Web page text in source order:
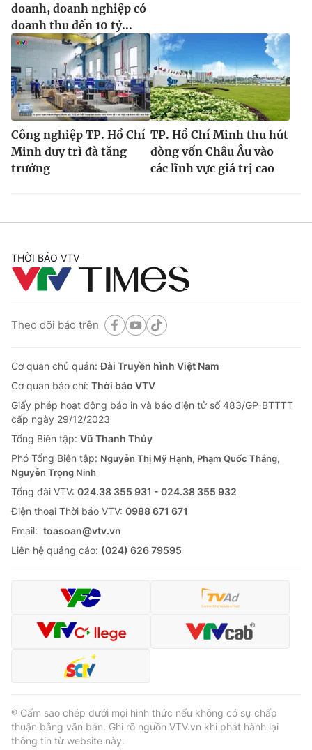
doanh, doanh nghiệp có
doanh thu đến 10 tỷ...
Công nghiệp TP. Hồ Chí
Minh duy trì đà tăng
trưởng
TP. Hồ Chí Minh thu hút
dòng vốn Châu Âu vào
các lĩnh vực giá trị cao
THỜI BÁO VTV
Theo dõi báo trên
Cơ quan chủ quản:Đài Truyền hình Việt Nam
Cơ quan báo chí: Thời báo VTV
Giấy phép hoạt động báo in và báo điện tử số 483/GP-BTTTT
cấp ngày 29/12/2023
Tổng Biên tập: Vũ Thanh Thủy
Phó Tổng Biên tập: Nguyễn Thị Mỹ Hạnh, Phạm Quốc Thắng,
Nguyễn Trọng Ninh
Tổng đài VTV: 024.38 355 931 - 024.38 355 932
Ðiện thoại Thời báo VTV: 0988 671 671
Email: toasoan@vtv.vn
Liên hệ quảng cáo: (024) 626 79595
® Cấm sao chép dưới mọi hình thức nếu không có sự chấp
thuận bằng văn bản. Ghi rõ nguồn VTV.vn khi phát hành lại
thông tin từ website này.